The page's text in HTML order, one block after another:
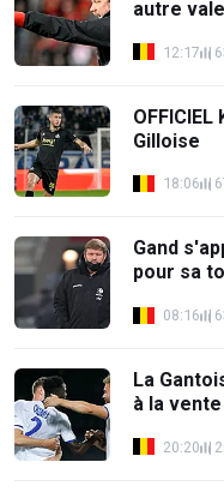
autre
12:17
Gilloise
18:06
Gand
pour sa
08:16
La
à la
20:20